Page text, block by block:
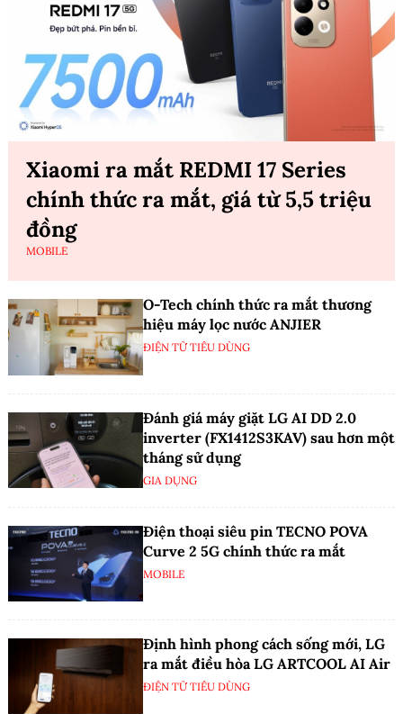
Xiaomi ra mắt REDMI 17 Series
chính thức ra mắt, giá từ 5,5 triệu
đồng
MOBILE
O-Tech chính thức ra mắt thương
hiệu máy lọc nước ANJIER
ĐIỆN TỬ TIÊU DÙNG
Đánh giá máy giặt LG AI DD 2.0
inverter (FX1412S3KAV) sau hơn một
tháng sử dụng
GIA DỤNG
Điện thoại siêu pin TECNO POVA
Curve 2 5G chính thức ra mắt
MOBILE
Định hình phong cách sống mới, LG
ra mắt điều hòa LG ARTCOOL AI Air
ĐIỆN TỬ TIÊU DÙNG